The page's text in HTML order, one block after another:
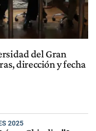
del Gran
dirección y fecha
2025